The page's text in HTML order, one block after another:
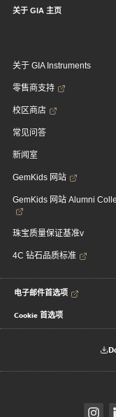
关于 GIA 主页
关于 GIA Instruments
零售商支持
校区商店
常见问答
新闻室
GemKids 网站
GemKids 网站 Alumni
珠宝质量保证基准v
4C 钻石品质标准
电子邮件首选项
Cookie 首选项